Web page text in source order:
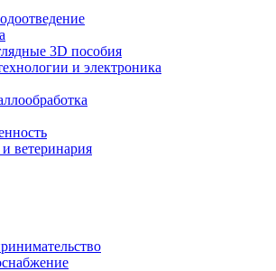
3D пособия
и электроника
и ветеринария